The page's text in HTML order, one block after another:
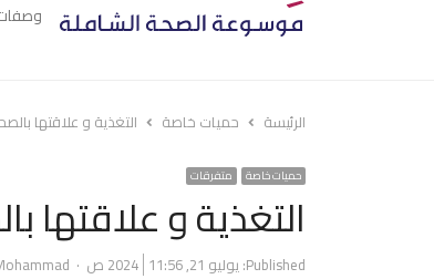
الرئيسة حميات خاصة التغذية و علاقتها
حميات خاصة متفرقات
التغذية و علاقتها
Published: يوليو 21, 2024 11:56 ص Author